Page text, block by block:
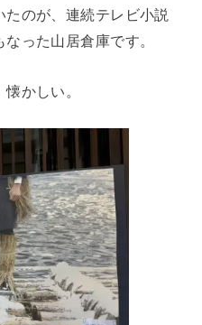
のが、連続テレビ小説
った山居倉庫です。
かしい。